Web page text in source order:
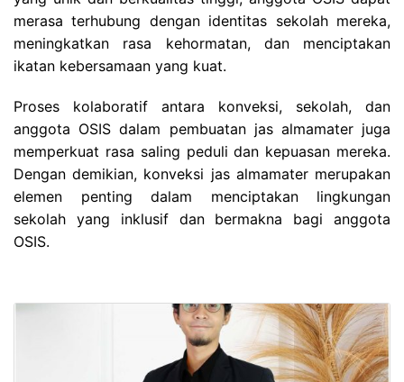
merasa terhubung dengan identitas sekolah mereka,
meningkatkan rasa kehormatan, dan menciptakan
ikatan kebersamaan yang kuat.
Proses kolaboratif antara konveksi, sekolah, dan
anggota OSIS dalam pembuatan jas almamater juga
memperkuat rasa saling peduli dan kepuasan mereka.
Dengan demikian, konveksi jas almamater merupakan
elemen penting dalam menciptakan lingkungan
sekolah yang inklusif dan bermakna bagi anggota
OSIS.